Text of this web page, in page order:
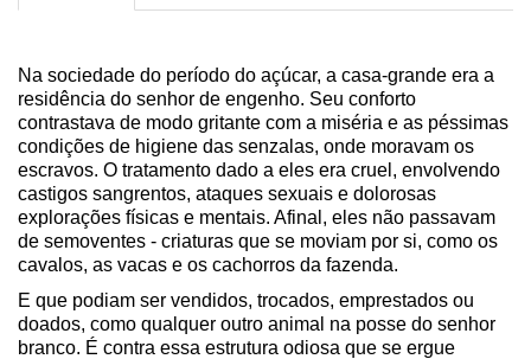
Na sociedade do período do açúcar, a casa-grande era a
residência do senhor de engenho. Seu conforto
contrastava de modo gritante com a miséria e as péssimas
condições de higiene das senzalas, onde moravam os
escravos. O tratamento dado a eles era cruel, envolvendo
castigos sangrentos, ataques sexuais e dolorosas
explorações físicas e mentais. Afinal, eles não passavam
de semoventes - criaturas que se moviam por si, como os
cavalos, as vacas e os cachorros da fazenda.
E que podiam ser vendidos, trocados, emprestados ou
doados, como qualquer outro animal na posse do senhor
branco. É contra essa estrutura odiosa que se ergue